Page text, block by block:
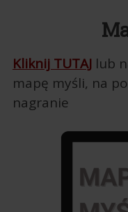
Kliknij TUTAJ lub
mapę myśli, na
nagranie